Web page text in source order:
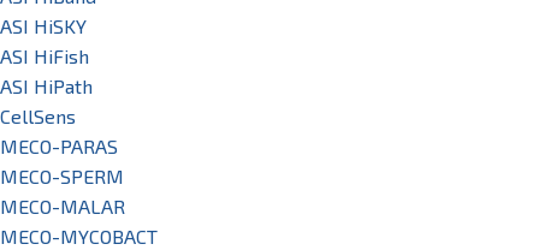
ASI HiSKY
ASI HiFish
ASI HiPath
CellSens
MECO-PARAS
MECO-SPERM
MECO-MALAR
MECO-MYCOBACT